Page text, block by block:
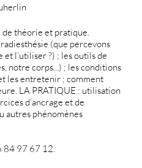
théorie et pratique.
(que percevons
l’utiliser ?) ; les outils de
notre corps...) ; les conditions
les entretenir ; comment
LA PRATIQUE : utilisation
d’ancrage et de
autres phénomènes
84 97 67 12.